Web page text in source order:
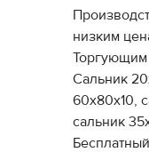
низким
Торгующим
Сальник
60х80х10,
сальник